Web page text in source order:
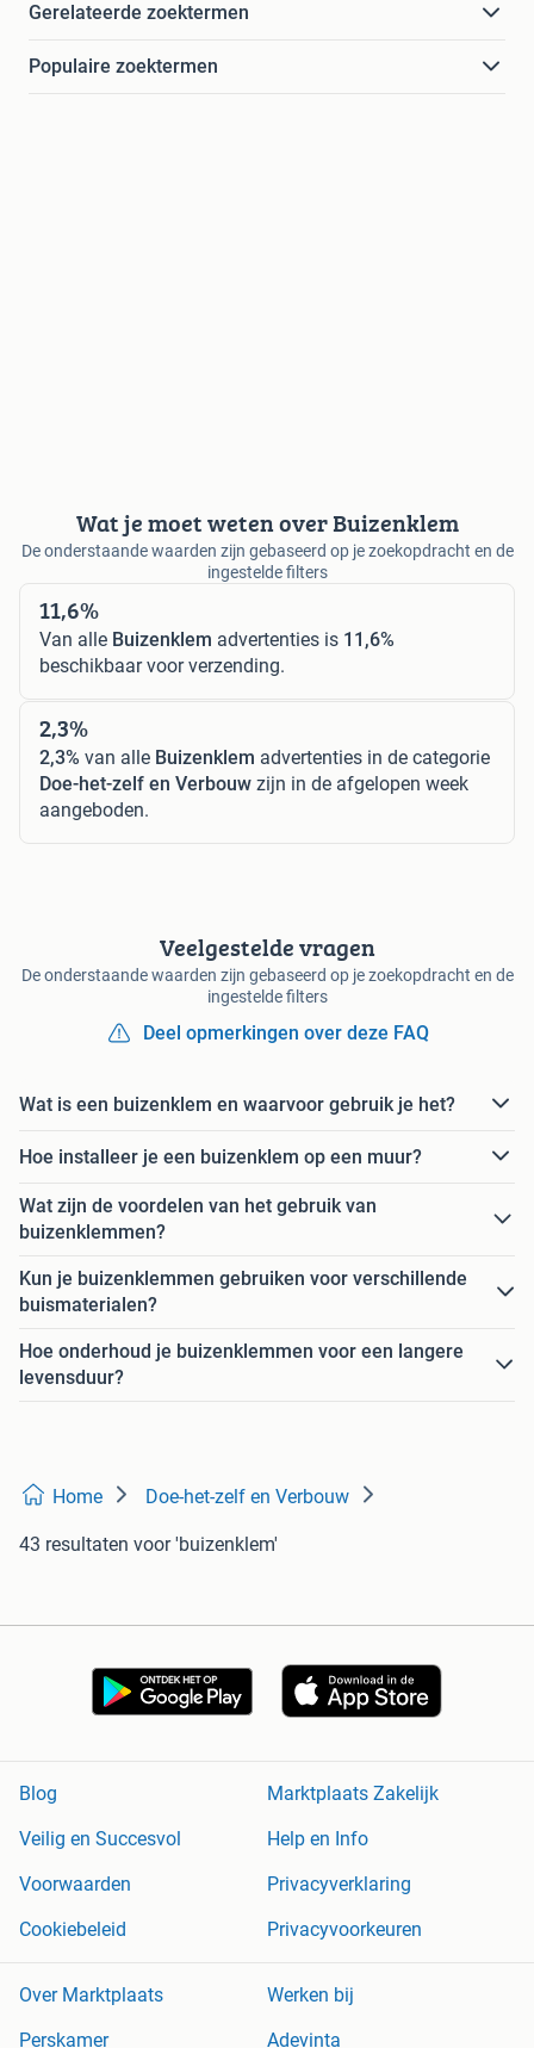
Gerelateerde zoektermen
Populaire zoektermen
Wat je moet weten over Buizenklem
De onderstaande waarden zijn gebaseerd op je zoekopdracht en de
ingestelde filters
11,6%
Van alle Buizenklem advertenties is 11,6%
beschikbaar voor verzending.
2,3%
2,3% van alle Buizenklem advertenties in de categorie
Doe-het-zelf en Verbouw zijn in de afgelopen week
aangeboden.
Veelgestelde vragen
De onderstaande waarden zijn gebaseerd op je zoekopdracht en de
ingestelde filters
Deel opmerkingen over deze FAQ
Wat is een buizenklem en waarvoor gebruik je het?
Hoe installeer je een buizenklem op een muur?
Wat zijn de voordelen van het gebruik van
buizenklemmen?
Kun je buizenklemmen gebruiken voor verschillende
buismaterialen?
Hoe onderhoud je buizenklemmen voor een langere
levensduur?
Home Doe-het-zelf en Verbouw
43 resultaten voor 'buizenklem'
Blog
Marktplaats Zakelijk
Veilig en Succesvol
Help en Info
Voorwaarden
Privacyverklaring
Cookiebeleid
Privacyvoorkeuren
Over Marktplaats
Werken bij
Perskamer
Adevinta